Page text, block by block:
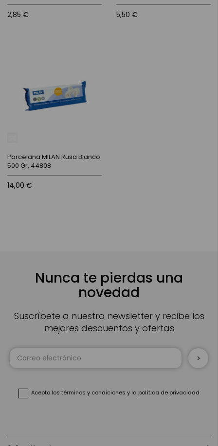
2,85 € 5,50 €
Porcelana MILAN Rusa Blanco
500 Gr. 44808
14,00 €
Nunca te pierdas una
novedad
Suscríbete a nuestra newsletter y recibe los
mejores descuentos y ofertas
Acepto los términos y condiciones y la política de privacidad